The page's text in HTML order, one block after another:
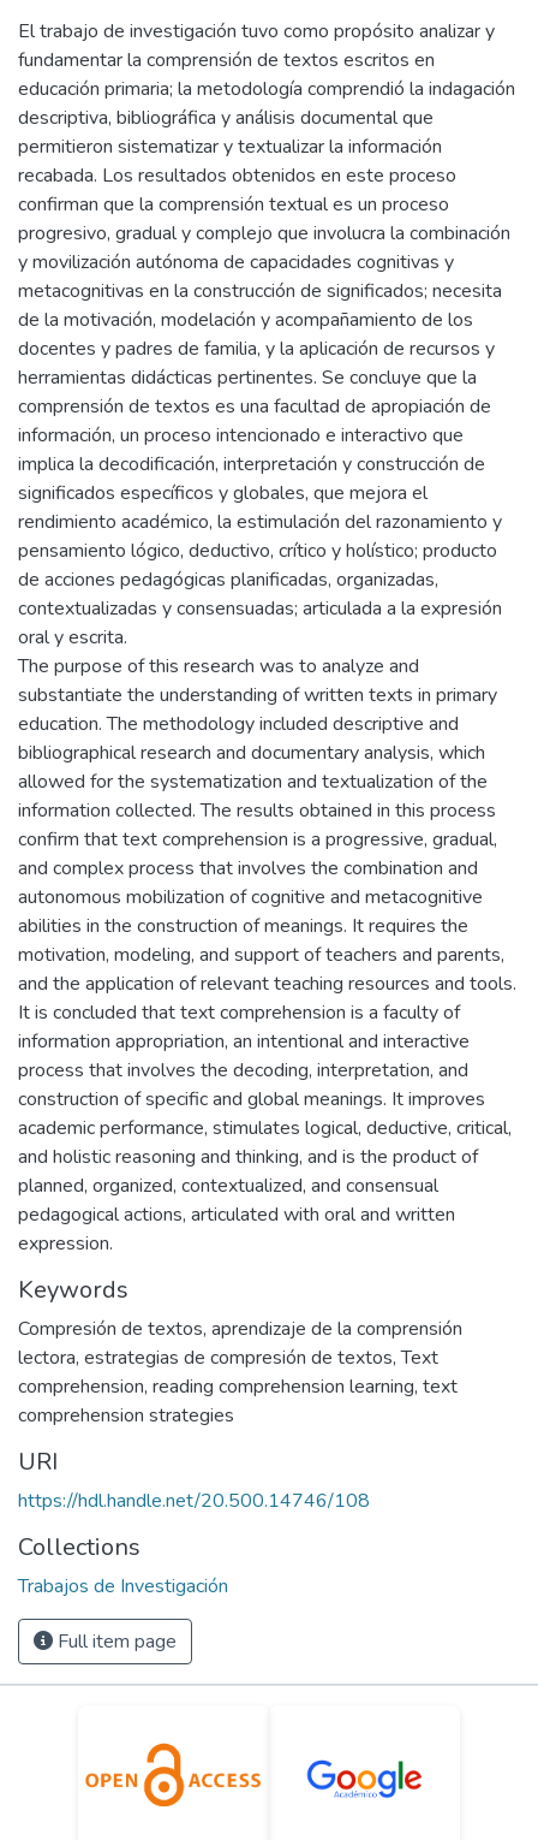
El trabajo de investigación tuvo como propósito analizar y
fundamentar la comprensión de textos escritos en
educación primaria; la metodología comprendió la indagación
descriptiva, bibliográfica y análisis documental que
permitieron sistematizar y textualizar la información
recabada. Los resultados obtenidos en este proceso
confirman que la comprensión textual es un proceso
progresivo, gradual y complejo que involucra la combinación
y movilización autónoma de capacidades cognitivas y
metacognitivas en la construcción de significados; necesita
de la motivación, modelación y acompañamiento de los
docentes y padres de familia, y la aplicación de recursos y
herramientas didácticas pertinentes. Se concluye que la
comprensión de textos es una facultad de apropiación de
información, un proceso intencionado e interactivo que
implica la decodificación, interpretación y construcción de
significados específicos y globales, que mejora el
rendimiento académico, la estimulación del razonamiento y
pensamiento lógico, deductivo, crítico y holístico; producto
de acciones pedagógicas planificadas, organizadas,
contextualizadas y consensuadas; articulada a la expresión
oral y escrita.
The purpose of this research was to analyze and
substantiate the understanding of written texts in primary
education. The methodology included descriptive and
bibliographical research and documentary analysis, which
allowed for the systematization and textualization of the
information collected. The results obtained in this process
confirm that text comprehension is a progressive, gradual,
and complex process that involves the combination and
autonomous mobilization of cognitive and metacognitive
abilities in the construction of meanings. It requires the
motivation, modeling, and support of teachers and parents,
and the application of relevant teaching resources and tools.
It is concluded that text comprehension is a faculty of
information appropriation, an intentional and interactive
process that involves the decoding, interpretation, and
construction of specific and global meanings. It improves
academic performance, stimulates logical, deductive, critical,
and holistic reasoning and thinking, and is the product of
planned, organized, contextualized, and consensual
pedagogical actions, articulated with oral and written
expression.
Keywords
Compresión de textos, aprendizaje de la comprensión
lectora, estrategias de compresión de textos,Text
comprehension, reading comprehension learning, text
comprehension strategies
URI
https://hdl.handle.net/20.500.14746/108
Collections
Trabajos de Investigación
Full item page